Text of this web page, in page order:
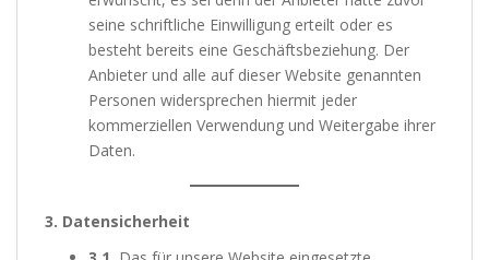
seine schriftliche Einwilligung erteilt oder es
besteht bereits eine Geschäftsbeziehung. Der
Anbieter und alle auf dieser Website genannten
Personen widersprechen hiermit jeder
kommerziellen Verwendung und Weitergabe ihrer
Daten.
3. Datensicherheit